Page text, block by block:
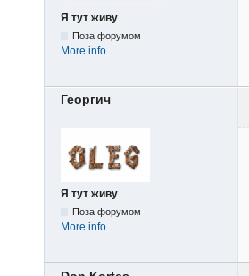
Я тут живу
Поза форумом
More info
Георгич
Я тут живу
Поза форумом
More info